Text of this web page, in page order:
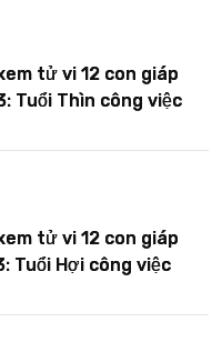
tử vi 12 con giáp
Tuổi Thìn công việc
tử vi 12 con giáp
Tuổi Hợi công việc